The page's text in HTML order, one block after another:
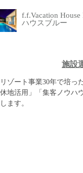
f.f.Vacation
ハウスブルー
施設
リゾート事業30年で培っ
休地活用」「集客ノウハ
します。